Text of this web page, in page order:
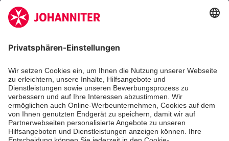
Zertifizierung der Johanniter-Unfall-Hilfe e.V.
Die Johanniter GmbH führt das Spendenzertifikat
des Deutschen Spendenrats e.V.